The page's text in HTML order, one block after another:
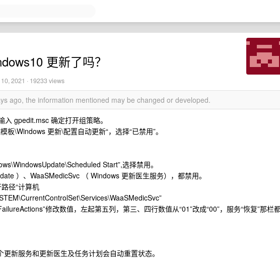
更新了吗？
2021 · 19233 views
ago, the information mentioned may be changed or developed.
gpedit.msc 确定打开组策略。
板\Windows 更新\配置自动更新“，选择“已禁用”。
Start”,选择禁用。
）、WaaSMedicSvc （ Windows 更新医生服务），都禁用。
径“计算机
修改数值，左起第五列，第三、四行数值从“01”改成“00”，服务“恢复”那栏
新服务和更新医生及任务计划会自动重置状态。